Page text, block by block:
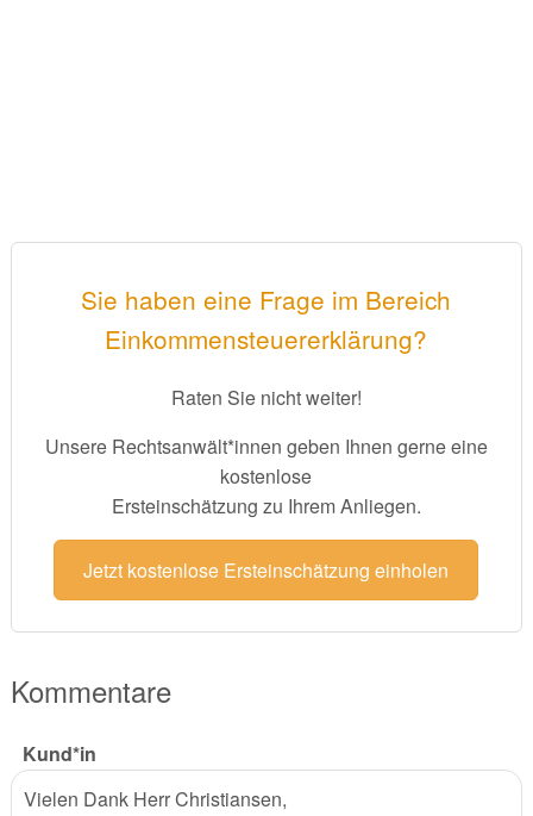
Sie haben eine Frage im Bereich
Einkommensteuererklärung?
Raten Sie nicht weiter!
Unsere Rechtsanwält*innen geben Ihnen gerne eine
kostenlose
Ersteinschätzung zu Ihrem Anliegen.
Jetzt kostenlose Ersteinschätzung einholen
Kommentare
Kund*in
Vielen Dank Herr Christiansen,